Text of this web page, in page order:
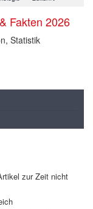
Fakten 2026
Statistik
zur Zeit nicht